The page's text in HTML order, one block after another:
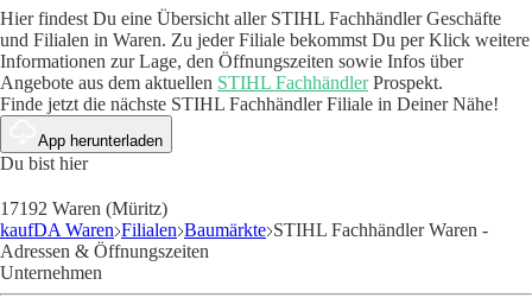
Hier findest Du eine Übersicht aller STIHL Fachhändler Geschäfte
und Filialen in Waren. Zu jeder Filiale bekommst Du per Klick weitere
Informationen zur Lage, den Öffnungszeiten sowie Infos über
Angebote aus dem aktuellen STIHL FachhändlerProspekt.
Finde jetzt die nächste STIHL Fachhändler Filiale in Deiner Nähe!
App herunterladen
Du bist hier
17192 Waren (Müritz)
kaufDA Waren Filialen Baumärkte STIHL Fachhändler Waren -
Adressen & Öffnungszeiten
Unternehmen